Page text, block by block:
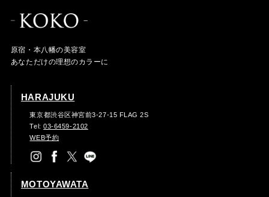
原宿・本八幡の美容室
あなただけの理想のカラーに
HARAJUKU
東京都渋谷区神宮前3-27-15 FLAG 2S
Tel:03-6459-2102
WEB予約
MOTOYAWATA